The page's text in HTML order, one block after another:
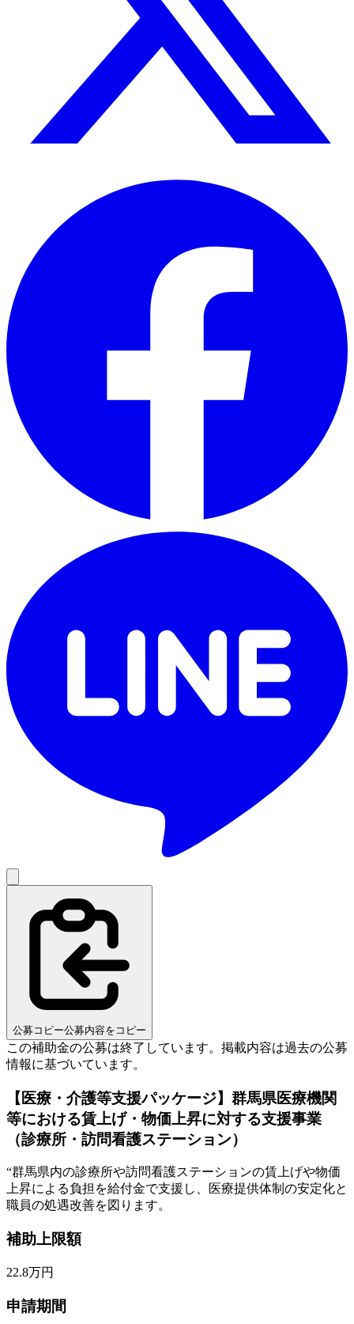
公募コピー公募内容をコピー
この補助金の公募は終了しています。 掲載内容は過去の公募
情報に基づいています。
【医療・介護等支援パッケージ】群馬県医療機関
等における賃上げ・物価上昇に対する支援事業
（診療所・訪問看護ステーション）
“群馬県内の診療所や訪問看護ステーションの賃上げや物価
上昇による負担を給付金で支援し、医療提供体制の安定化と
職員の処遇改善を図ります。
補助上限額
22.8万円
申請期間